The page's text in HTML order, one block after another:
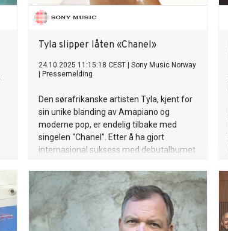
Tyla slipper låten «Chanel»
24.10.2025 11:15:18 CEST
Sony Music Norway
Pressemelding
Den sørafrikanske artisten Tyla, kjent for
sin unike blanding av Amapiano og
moderne pop, er endelig tilbake med
singelen “Chanel”. Etter å ha gjort
internasjonal suksess med debutalbumet
å sette sitt preg på musikkverdenen. I
november legger hun ut på sin første
headlineturné i Asia, med konserter i
Tokyo, Bangkok, Hongkong, Manila og
Singapore.